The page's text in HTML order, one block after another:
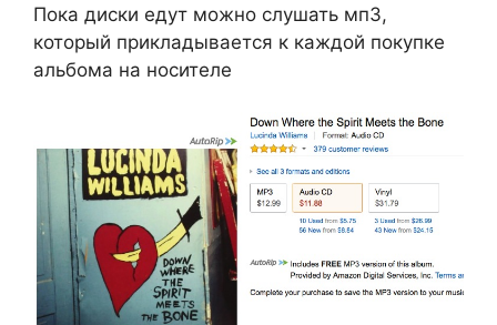
Пока диски едут можно слушать мп3,
который прикладывается к каждой покупке
альбома на носителе